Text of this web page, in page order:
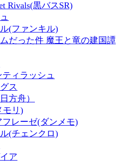
Rivals(黒バスSR)
(ファンキル)
だった件 魔王と竜の建国譚
ィラッシュ
ス
方舟）
モリ)
レーゼ(ダンメモ)
(チェンクロ)
ア